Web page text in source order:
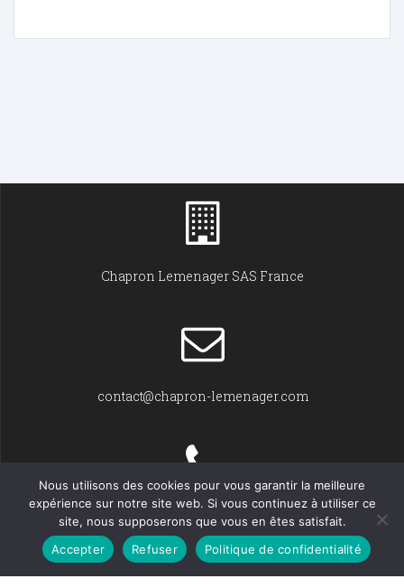
Chapron Lemenager SAS France
contact@chapron-lemenager.com
+33 (0)2 31 22 02 55
Nous utilisons des cookies pour vous garantir la meilleure
expérience sur notre site web. Si vous continuez à utiliser ce
site, nous supposerons que vous en êtes satisfait.
Accepter
Refuser Politique de confidentialité